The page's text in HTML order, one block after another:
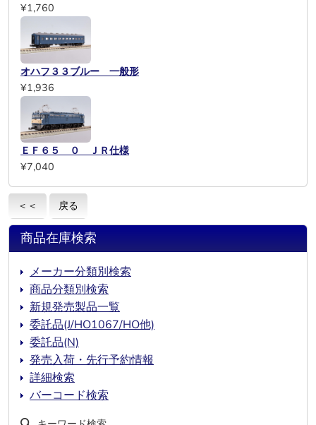
¥1,760
オハフ３３ブルー 一般形
¥1,936
ＥＦ６５ ０ ＪＲ仕様
¥7,040
＜＜ 戻る
商品在庫検索
メーカー分類別検索
商品分類別検索
新規発売製品一覧
委託品(J/HO1067/HO他)
委託品(N)
発売入荷・先行予約情報
詳細検索
バーコード検索